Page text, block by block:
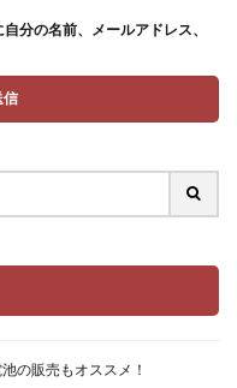
分の名前、メールアドレス、
の販売もオススメ！